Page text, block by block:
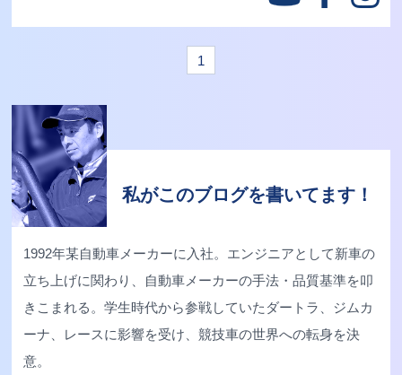
1
私がこのブログを書いてます！
1992年某自動車メーカーに入社。エンジニアとして新車の
立ち上げに関わり、自動車メーカーの手法・品質基準を叩
きこまれる。学生時代から参戦していたダートラ、ジムカ
ーナ、レースに影響を受け、競技車の世界への転身を決
意。